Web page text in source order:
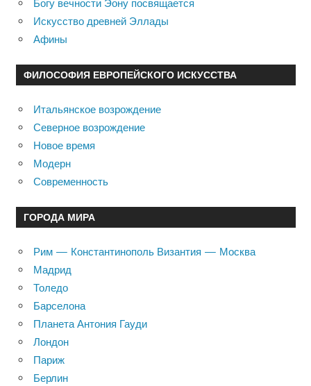
Богу вечности Эону посвящается
Искусство древней Эллады
Афины
ФИЛОСОФИЯ ЕВРОПЕЙСКОГО ИСКУССТВА
Итальянское возрождение
Северное возрождение
Новое время
Модерн
Современность
ГОРОДА МИРА
Рим — Константинополь Византия — Москва
Мадрид
Толедо
Барселона
Планета Антония Гауди
Лондон
Париж
Берлин